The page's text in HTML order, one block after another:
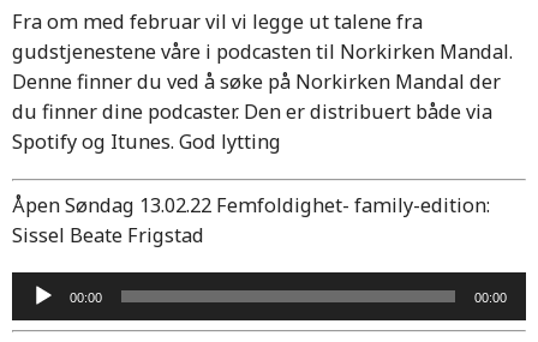
Fra om med februar vil vi legge ut talene fra
gudstjenestene våre i podcasten til Norkirken Mandal.
Denne finner du ved å søke på Norkirken Mandal der
du finner dine podcaster. Den er distribuert både via
Spotify og Itunes. God lytting
Åpen Søndag 13.02.22 Femfoldighet- family-edition:
Sissel Beate Frigstad
Lydavspiller
00:00 00:00